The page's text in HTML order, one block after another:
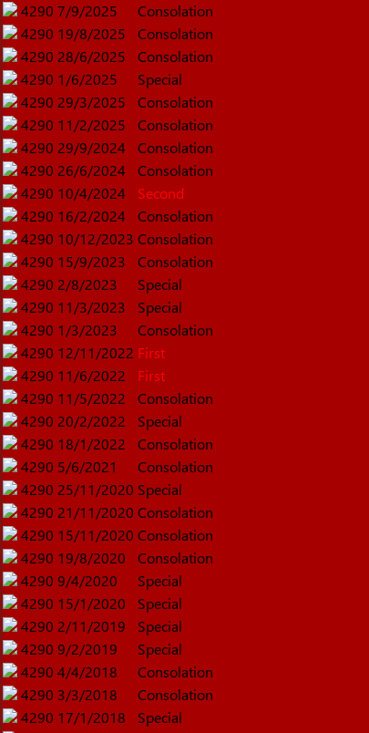
4290 7/9/2025
Consolation
4290 19/8/2025
Consolation
4290 28/6/2025
Consolation
4290 1/6/2025
Special
4290 29/3/2025
Consolation
4290 11/2/2025
Consolation
4290 29/9/2024
Consolation
4290 26/6/2024
Consolation
4290 10/4/2024
Second
4290 16/2/2024
Consolation
4290 10/12/2023 Consolation
4290 15/9/2023
Consolation
4290 2/8/2023
Special
4290 11/3/2023
Special
4290 1/3/2023
Consolation
4290 12/11/2022 First
4290 11/6/2022
First
4290 11/5/2022
Consolation
4290 20/2/2022
Special
4290 18/1/2022
Consolation
4290 5/6/2021
Consolation
4290 25/11/2020 Special
4290 21/11/2020 Consolation
4290 15/11/2020 Consolation
4290 19/8/2020
Consolation
4290 9/4/2020
Special
4290 15/1/2020
Special
4290 2/11/2019
Special
4290 9/2/2019
Special
4290 4/4/2018
Consolation
4290 3/3/2018
Consolation
4290 17/1/2018
Special